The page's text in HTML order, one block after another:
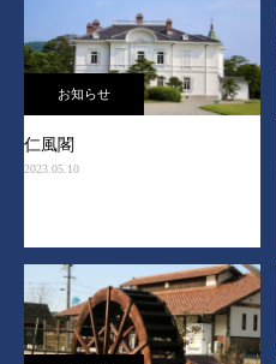
お知らせ
仁風閣
2023.05.10